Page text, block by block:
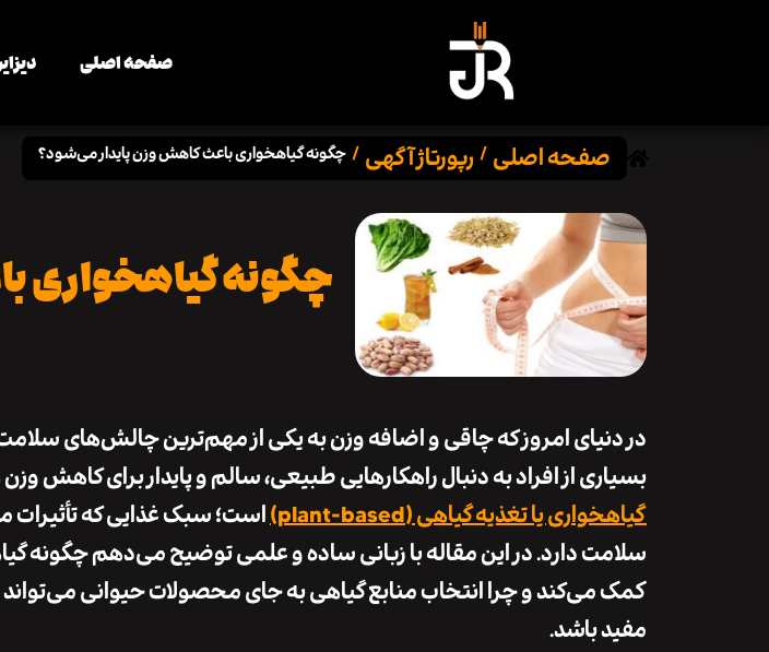
صفحه اصلی
صفحه اصلی / رپورتاژ آگهی / چگونه گیاهخواری باعث کاهش وزن پایدار می‌شود؟
چگونه گیاهخواری
در دنیای امروز کهچاقی و اضافه وزنبه یکی از مهم‌ترین چالش‌های
بسیاری از افراد به دنبال راهکارهایی طبیعی، سالم و پایدار برای کاهش
گیاهخواری یا تغذیه گیاهی (plant-based)
است؛ سبک غذایی که تأثیرات
سلامت دارد. در این مقاله با زبانی ساده و علمی توضیح می‌دهم چگونه
کمک می‌کند و چرا انتخاب منابع گیاهی به جای محصولات حیوانی
مفید باشد.